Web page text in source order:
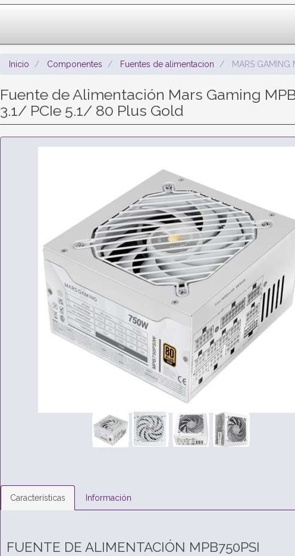
Inicio Componentes Fuentes de alimentacion MARS GAMING
Fuente de Alimentación Mars Gaming
3.1/ PCIe 5.1/ 80 Plus Gold
Características Información
FUENTE DE ALIMENTACIÓN MPB750PSI